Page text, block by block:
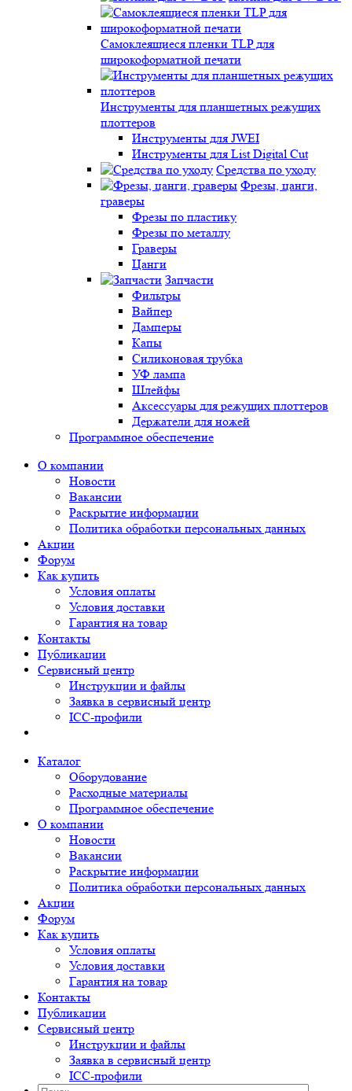
Самоклеящиеся пленки TLP для
широкоформатной печати
Инструменты для планшетных режущих
плоттеров
Инструменты для JWEI
Инструменты для List Digital Cut
Средства по уходу
Фрезы, цанги,
граверы
Фрезы по пластику
Фрезы по металлу
Граверы
Цанги
Запчасти
Фильтры
Вайпер
Дамперы
Капы
Силиконовая трубка
УФ лампа
Шлейфы
Аксессуары для режущих плоттеров
Держатели для ножей
Программное обеспечение
О компании
Новости
Вакансии
Раскрытие информации
Политика обработки персональных данных
Акции
Форум
Как купить
Условия оплаты
Условия доставки
Гарантия на товар
Контакты
Публикации
Сервисный центр
Инструкции и файлы
Заявка в сервисный центр
ICC-профили
Каталог
Оборудование
Расходные материалы
Программное обеспечение
О компании
Новости
Вакансии
Раскрытие информации
Политика обработки персональных данных
Акции
Форум
Как купить
Условия оплаты
Условия доставки
Гарантия на товар
Контакты
Публикации
Сервисный центр
Инструкции и файлы
Заявка в сервисный центр
ICC-профили